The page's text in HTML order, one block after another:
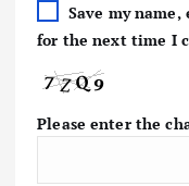
Save my
for the next time I
Please enter the